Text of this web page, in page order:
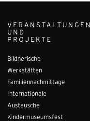
VERANSTALTUNGEN
UND
PROJEKTE
Bildnerische
Werkstätten
Familiennachmittage
Internationale
Austausche
Kindermuseumsfest